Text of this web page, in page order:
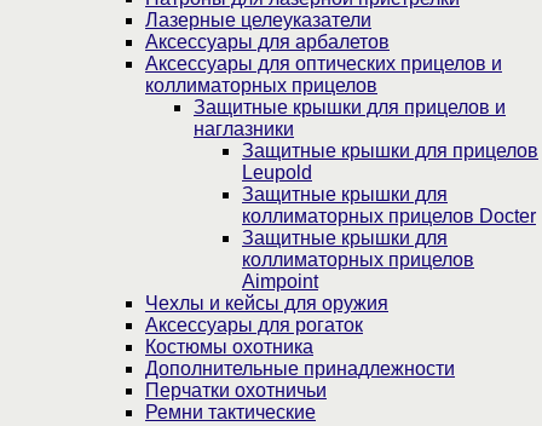
Лазерные целеуказатели
Аксессуары для арбалетов
Аксессуары для оптических прицелов и
коллиматорных прицелов
Защитные крышки для прицелов и
наглазники
Защитные крышки для прицелов
Leupold
Защитные крышки для
коллиматорных прицелов Docter
Защитные крышки для
коллиматорных прицелов
Aimpoint
Чехлы и кейсы для оружия
Аксессуары для рогаток
Костюмы охотника
Дополнительные принадлежности
Перчатки охотничьи
Ремни тактические